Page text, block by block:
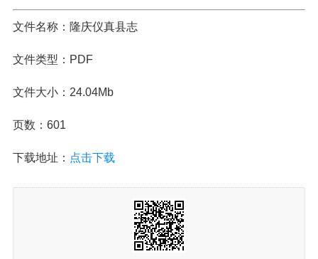
文件名称：隆庆仪真县志
文件类型：PDF
文件大小：24.04Mb
页数：601
下载地址： 点击下载